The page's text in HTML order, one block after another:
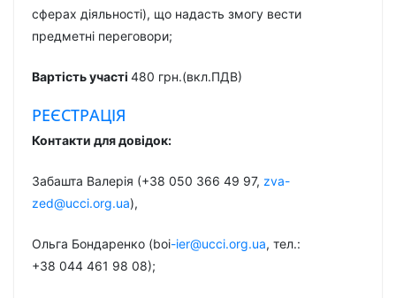
сферах діяльності), що надасть змогу вести
предметні переговори;
Вартість участі 480 грн.(вкл.ПДВ)
РЕЄСТРАЦІЯ
Контакти для довідок:
Забашта Валерія (+38 050 366 49 97, zva-
zed@ucci.org.ua),
Ольга Бондаренко (boi-ier@ucci.org.ua, тел.:
+38 044 461 98 08);